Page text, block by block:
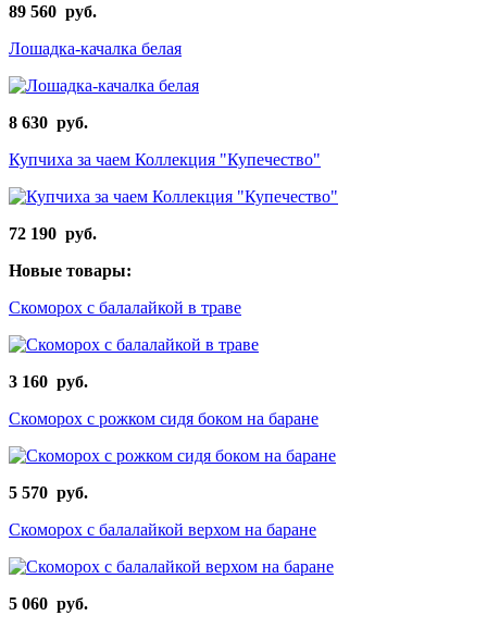
89 560 руб.
Лошадка-качалка белая
8 630 руб.
Купчиха за чаем Коллекция "Купечество"
72 190 руб.
Новые товары:
Скоморох с балалайкой в траве
3 160 руб.
Скоморох с рожком сидя боком на баране
5 570 руб.
Скоморох с балалайкой верхом на баране
5 060 руб.